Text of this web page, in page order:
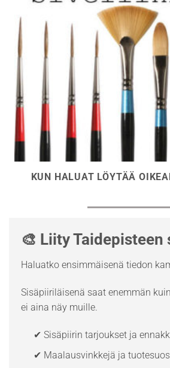
KUN HALUAT LÖYTÄÄ
🎨 Liity
Haluatko ensimmäisenä tiedon
Sisäpiiriläisenä saat enemmän
ei aina näy muille.
✔ Sisäpiirin tarjoukset ja
✔ Maalausvinkkejä ja